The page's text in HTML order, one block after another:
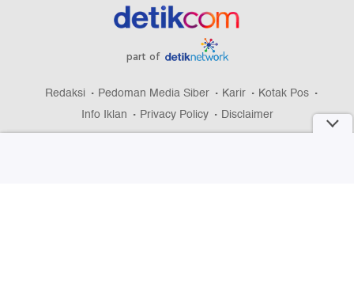
part of
Redaksi Pedoman Media Siber Karir
Kotak Pos
Info Iklan
Privacy Policy Disclaimer